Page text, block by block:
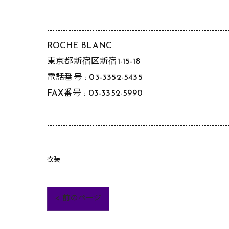
ROCHE BLANC
東京都新宿区新宿1-15-18
電話番号 : 03-3352-5435
FAX番号 : 03-3352-5990
衣装
< 前のページ